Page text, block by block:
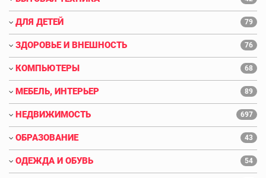
ДЛЯ ДЕТЕЙ 79
ЗДОРОВЬЕ И ВНЕШНОСТЬ 76
КОМПЬЮТЕРЫ 68
МЕБЕЛЬ, ИНТЕРЬЕР 89
НЕДВИЖИМОСТЬ 697
ОБРАЗОВАНИЕ 43
ОДЕЖДА И ОБУВЬ 54